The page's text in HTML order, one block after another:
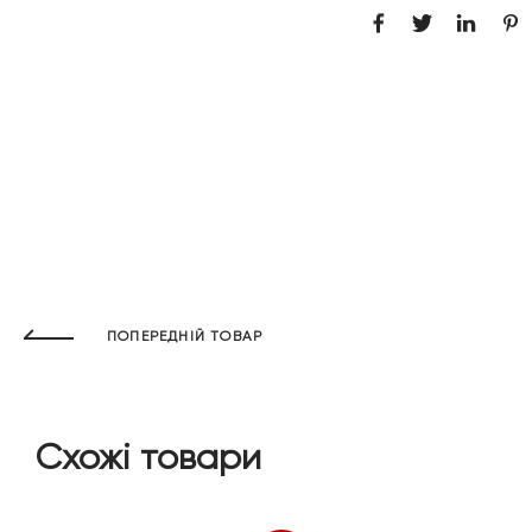
ПОПЕРЕДНІЙ ТОВАР
Схожі товари